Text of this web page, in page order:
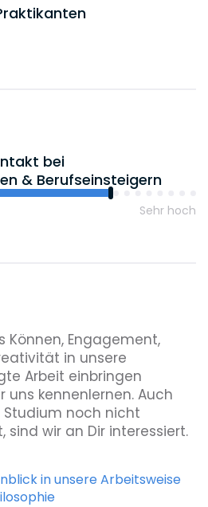
bei
& Berufseinsteigern
Sehr hoch
Können, Engagement,
in unsere
Arbeit einbringen
uns kennenlernen. Auch
Studium noch nicht
sind wir an Dir interessiert.
in unsere Arbeitsweise